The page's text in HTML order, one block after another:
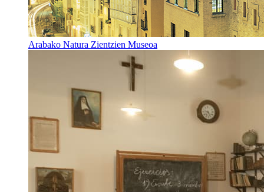
Arabako Natura Zientzien Museoa